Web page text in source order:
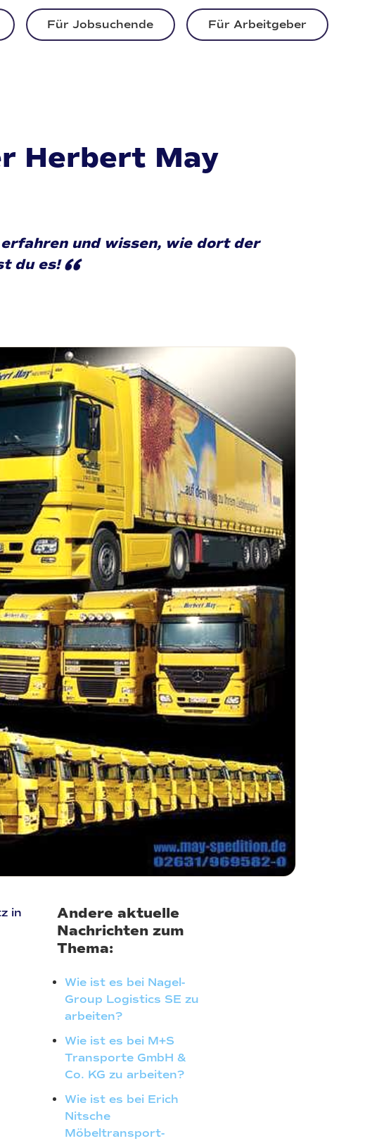
Für Jobsuchende Für Arbeitgeber
Herbert May
und wissen, wie dort der
du es!“
in
Andere aktuelle
Nachrichten zum
Thema:
Wie ist es bei Nagel-
Group Logistics SE zu
arbeiten?
Wie ist es bei M+S
Transporte GmbH &
Co. KG zu arbeiten?
Wie ist es bei Erich
Nitsche
Möbeltransport-